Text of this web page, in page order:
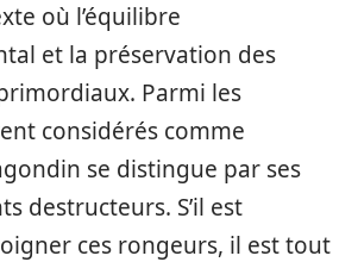
où l’équilibre
et la préservation des
Parmi les
considérés comme
se distingue par ses
destructeurs. S’il est
ces rongeurs, il est tout